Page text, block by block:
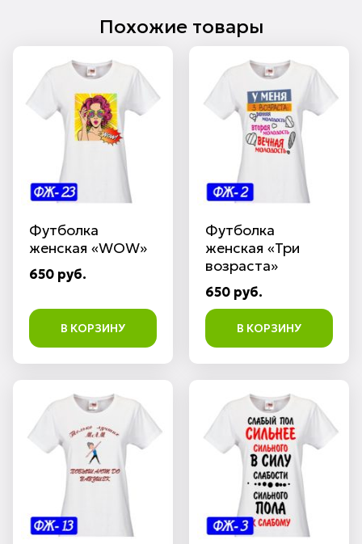
Похожие товары
Футболка
женская «WOW»
650 руб.
В КОРЗИНУ
Футболка
женская «Три
возраста»
650 руб.
В КОРЗИНУ